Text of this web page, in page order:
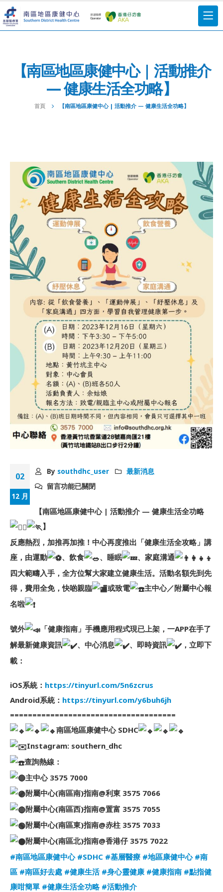
【南區地區康健中心 | 活動推介
— 健康生活全功略】
首頁 【南區地區康健中心 | 活動推介 — 健康生活全功略】
02
12 月
By southdhc_user
最新消息
留言功能已關閉
【南區地區康健中心 | 活動推介 — 健康生活全功略
】
反應熱烈，加推再加推！中心再度推出「健康生活全攻略」講
座，由運動
、飲食 、睡眠
、家庭溝通
四大範疇入手，全方位幫大家建立健康生活。活動名額先到先
得，費用全免，快啲親臨
或致電
主中心／附屬中心報
名啦
號外
「健康指南」手機應用程式現已上架，一APP在手了
解最新健康資訊
、中心消息 、即時資訊
，立即下
載：
iOS系統： https://tinyurl.com/5n6zcrus
Android系統： https://tinyurl.com/y6buh6jh
=====================================
南區地區康健中心 SDHC
Instagram: southern_dhc
查詢熱線：
主中心 3575 7000
附屬中心(南區南)指南@利東 3575 7066
附屬中心(南區西)指南@置富 3575 7055
附屬中心(南區東)指南@赤柱 3575 7033
附屬中心(南區北)指南@香港仔 3575 7022
#南區地區康健中心 #SDHC #基層醫療 #地區康健中心 #南
區 #南區好去處 #健康生活 #身心靈健康 #健康指南 #點指健
康咁簡單 #健康生活全功略 #活動推介